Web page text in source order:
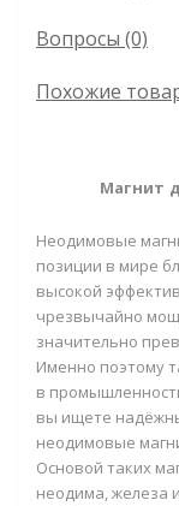
Вопросы (0)
Похожие
Магнит
Неодимовые
позиции в мире
высокой
чрезвычайно
значительно
Именно поэтому
в
вы ищете
неодимовые
Основой таких
неодима, железа